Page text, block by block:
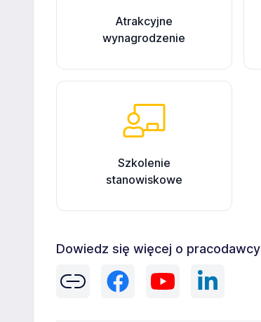
Atrakcyjne
wynagrodzenie
Szkolenie
stanowiskowe
Dowiedz się więcej o pracodawcy